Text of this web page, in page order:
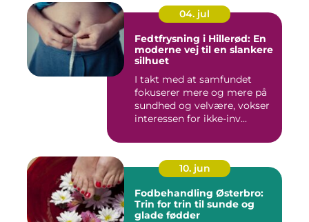
04. jul
Fedtfrysning i Hillerød: En
moderne vej til en slankere
silhuet
I takt med at samfundet
fokuserer mere og mere på
sundhed og velvære, vokser
interessen for ikke-inv...
10. jun
Fodbehandling Østerbro:
Trin for trin til sunde og
glade fødder